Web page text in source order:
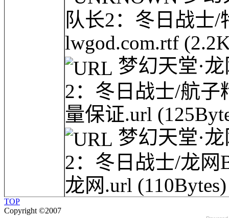
队长2：冬日战士
lwgod.com.rtf
梦幻天堂·
2：冬日战士/航子
量保证.url
梦幻天堂·
2：冬日战士/龙网
龙网.url (110Bytes)
TOP
Copyright ©2007